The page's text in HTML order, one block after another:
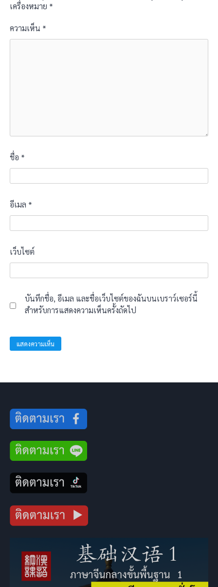
เครื่องหมาย *
ความเห็น *
ชื่อ *
อีเมล *
เว็บไซต์
บันทึกชื่อ, อีเมล และชื่อเว็บไซต์ของฉันบนเบราว์เซอร์นี้
สำหรับการแสดงความเห็นครั้งถัดไป